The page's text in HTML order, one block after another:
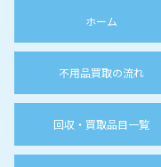
ホーム
不用品買取の流れ
回収・買取品目一覧